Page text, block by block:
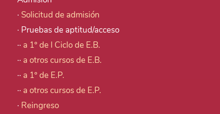
· Solicitud de admisión
· Pruebas de aptitud/acceso
·· a 1º de I Ciclo de E.B.
·· a otros cursos de E.B.
·· a 1º de E.P.
·· a otros cursos de E.P.
· Reingreso